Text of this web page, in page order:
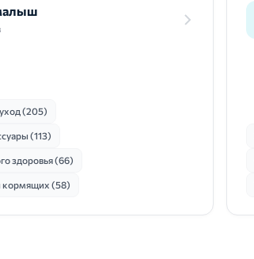
(205)
(113)
здоровья (66)
кормящих (58)